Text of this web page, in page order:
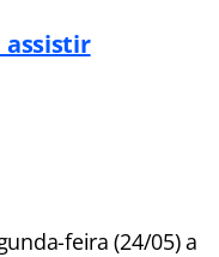
assistir
feira (24/05) a